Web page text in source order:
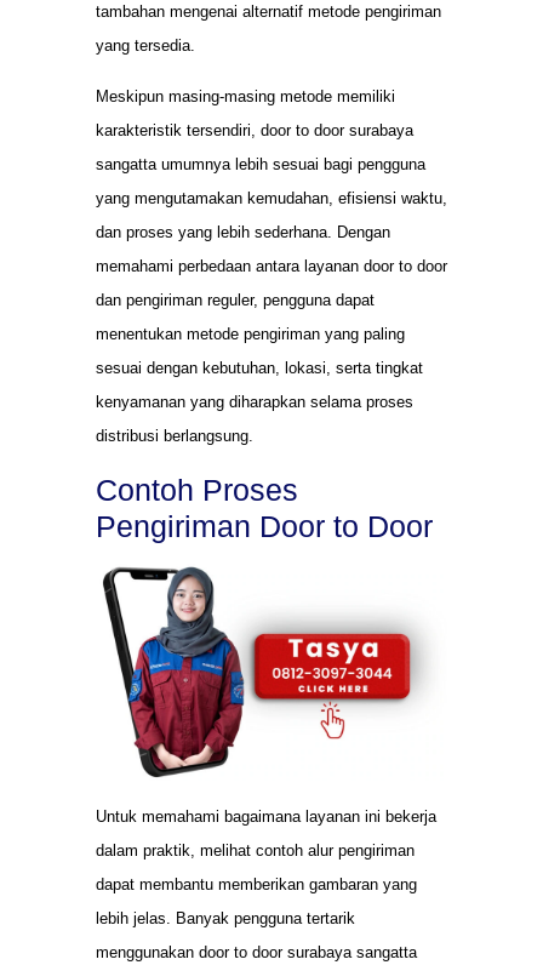
tambahan mengenai alternatif metode pengiriman
yang tersedia.
Meskipun masing-masing metode memiliki
karakteristik tersendiri, door to door surabaya
sangatta umumnya lebih sesuai bagi pengguna
yang mengutamakan kemudahan, efisiensi waktu,
dan proses yang lebih sederhana. Dengan
memahami perbedaan antara layanan door to door
dan pengiriman reguler, pengguna dapat
menentukan metode pengiriman yang paling
sesuai dengan kebutuhan, lokasi, serta tingkat
kenyamanan yang diharapkan selama proses
distribusi berlangsung.
Contoh Proses
Pengiriman Door to Door
Untuk memahami bagaimana layanan ini bekerja
dalam praktik, melihat contoh alur pengiriman
dapat membantu memberikan gambaran yang
lebih jelas. Banyak pengguna tertarik
menggunakan door to door surabaya sangatta